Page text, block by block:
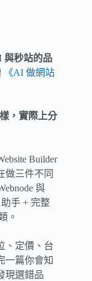
與秒站的品
《AI 做網站
，實際上分
Builder
做三件不同
與
手 + 完整
。
、定價、台
一篇你會知
現選錯品